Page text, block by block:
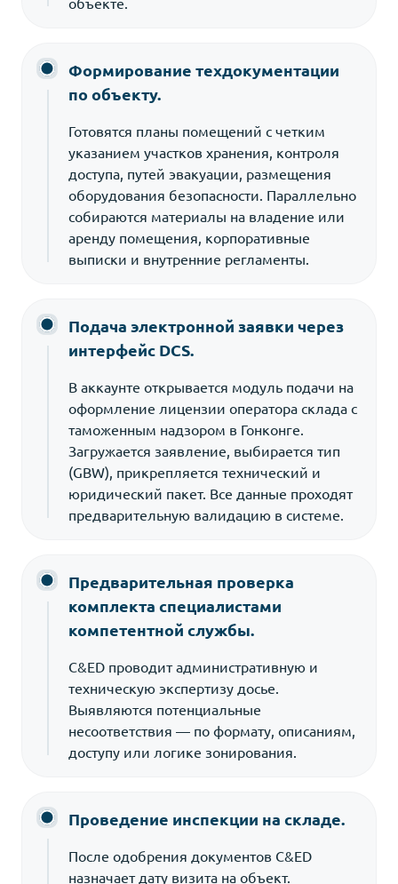
Формирование техдокументации
по объекту.
Готовятся планы помещений с четким
указанием участков хранения, контроля
доступа, путей эвакуации, размещения
оборудования безопасности. Параллельно
собираются материалы на владение или
аренду помещения, корпоративные
выписки и внутренние регламенты.
Подача электронной заявки через
интерфейс DCS.
В аккаунте открывается модуль подачи на
оформление лицензии оператора склада с
таможенным надзором в Гонконге.
Загружается заявление, выбирается тип
(GBW), прикрепляется технический и
юридический пакет. Все данные проходят
предварительную валидацию в системе.
Предварительная проверка
комплекта специалистами
компетентной службы.
C&ED проводит административную и
техническую экспертизу досье.
Выявляются потенциальные
несоответствия — по формату, описаниям,
доступу или логике зонирования.
Проведение инспекции на складе.
После одобрения документов C&ED
назначает дату визита на объект.